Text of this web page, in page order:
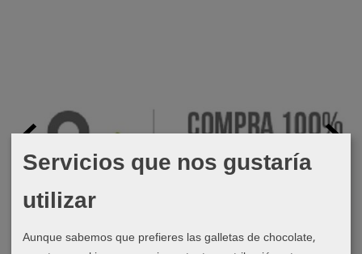
Servicios que nos gustaría
utilizar
Aunque sabemos que prefieres las galletas de chocolate,